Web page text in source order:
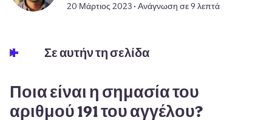
20 Μάρτιος 2023 • Ανάγνωση σε 9 λεπτά
Σε αυτήν τη σελίδα
Ποια είναι η σημασία του
αριθμού 191 του αγγέλου?